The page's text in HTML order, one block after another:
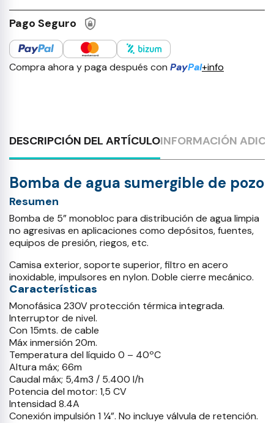
Pago Seguro
Compra ahora y paga después con PayPal+info
DESCRIPCIÓN DEL ARTÍCULOINFORMACIÓN
Bomba de agua sumergible de pozo
Resumen
Bomba de 5” monobloc para distribución de agua limpia
no agresivas en aplicaciones como depósitos, fuentes,
equipos de presión, riegos, etc.
Camisa exterior, soporte superior, filtro en acero
inoxidable, impulsores en nylon. Doble cierre mecánico.
Características
Monofásica 230V protección térmica integrada.
Interruptor de nivel.
Con 15mts. de cable
Máx inmersión 20m.
Temperatura del líquido 0 – 40ºC
Altura máx; 66m
Caudal máx; 5,4m3 / 5.400 l/h
Potencia del motor: 1,5 CV
Intensidad 8.4A
Conexión impulsión 1 ¼”. No incluye válvula de retención.